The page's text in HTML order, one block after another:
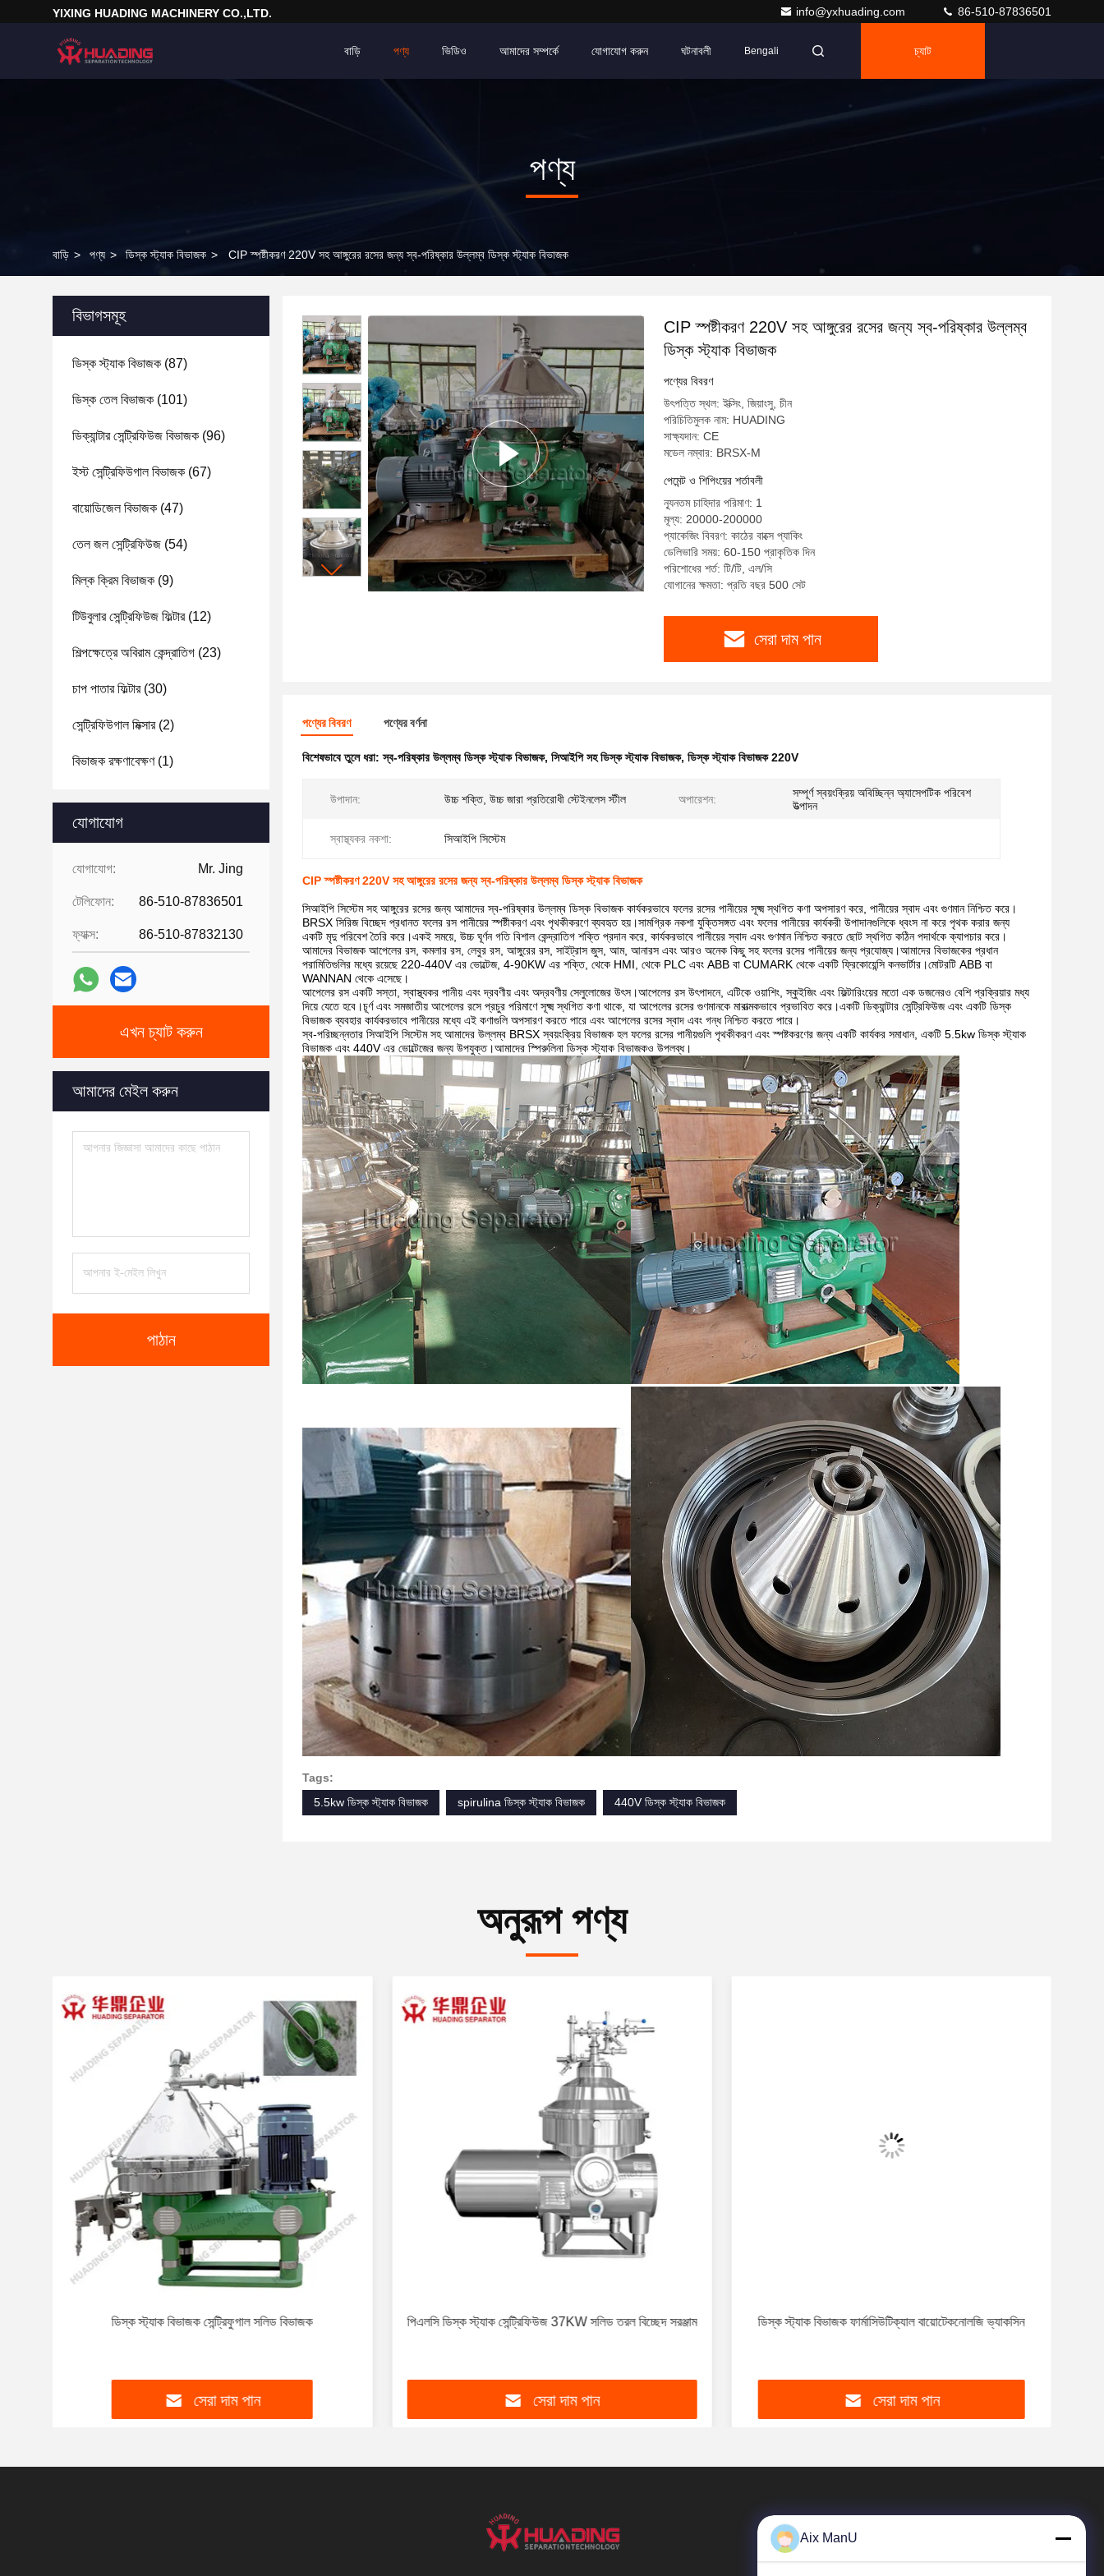
YIXING HUADING MACHINERY CO.,LTD. info@yxhuading.com 86-510-87836501
বাড়ি পণ্য ভিডিও আমাদের সম্পর্কে যোগাযোগ করুন ঘটনাবলী Bengali চ্যাট
পণ্য
বাড়ি > পণ্য > ডিস্ক স্ট্যাক বিভাজক > CIP স্পষ্টীকরণ 220V সহ আঙ্গুরের রসের জন্য স্ব-পরিষ্কার উল্লম্ব ডিস্ক স্ট্যাক বিভাজক
বিভাগসমূহ
ডিস্ক স্ট্যাক বিভাজক (87)
ডিস্ক তেল বিভাজক (101)
ডিক্যান্টার সেন্ট্রিফিউজ বিভাজক (96)
ইস্ট সেন্ট্রিফিউগাল বিভাজক (67)
বায়োডিজেল বিভাজক (47)
তেল জল সেন্ট্রিফিউজ (54)
মিল্ক ক্রিম বিভাজক (9)
টিউবুলার সেন্ট্রিফিউজ ফিল্টার(12)
শিল্পক্ষেত্রে অবিরাম কেন্দ্রাতিগ (23)
চাপ পাতার ফিল্টার(30)
সেন্ট্রিফিউগাল মিক্সার(2)
বিভাজক রক্ষণাবেক্ষণ(1)
যোগাযোগ
যোগাযোগ: Mr. Jing
টেলিফোন: 86-510-87836501
ফ্যাক্স: 86-510-87832130
এখন চ্যাট করুন
আমাদের মেইল ​​করুন
পাঠান
CIP স্পষ্টীকরণ 220V সহ আঙ্গুরের রসের জন্য স্ব-পরিষ্কার উল্লম্ব
ডিস্ক স্ট্যাক বিভাজক
পণ্যের বিবরণ
উৎপত্তি স্থল: ইক্সিং, জিয়াংসু, চীন
পরিচিতিমুলক নাম: HUADING
সাক্ষ্যদান: CE
মডেল নম্বার: BRSX-M
পেমেন্ট ও শিপিংয়ের শর্তাবলী
ন্যূনতম চাহিদার পরিমাণ: 1
মূল্য: 20000-200000
প্যাকেজিং বিবরণ: কাঠের বাক্সে প্যাকিং
ডেলিভারি সময়: 60-150 প্রাকৃতিক দিন
পরিশোধের শর্ত: টি/টি, এল/সি
যোগানের ক্ষমতা: প্রতি বছর 500 সেট
সেরা দাম পান
পণ্যের বিবরণ পণ্যের বর্ণনা
বিশেষভাবে তুলে ধরা:স্ব-পরিষ্কার উল্লম্ব ডিস্ক স্ট্যাক বিভাজক, সিআইপি সহ ডিস্ক স্ট্যাক বিভাজক, ডিস্ক স্ট্যাক বিভাজক 220V
উপাদান: উচ্চ শক্তি, উচ্চ জারা প্রতিরোধী স্টেইনলেস স্টীল অপারেশন:
সম্পূর্ণ স্বয়ংক্রিয় অবিচ্ছিন্ন অ্যাসেপটিক পরিবেশ
উত্পাদন
স্বাস্থ্যকর নকশা: সিআইপি সিস্টেম
CIP স্পষ্টীকরণ 220V সহ আঙ্গুরের রসের জন্য স্ব-পরিষ্কার উল্লম্ব ডিস্ক স্ট্যাক বিভাজক
সিআইপি সিস্টেম সহ আঙ্গুরের রসের জন্য আমাদের স্ব-পরিষ্কার উল্লম্ব ডিস্ক বিভাজক কার্যকরভাবে ফলের রসের পানীয়ের সূক্ষ্ম স্থগিত কণা অপসারণ করে, পানীয়ের স্বাদ এবং গুণমান নিশ্চিত করে।
BRSX সিরিজ বিচ্ছেদ প্রধানত ফলের রস পানীয়ের স্পষ্টীকরণ এবং পৃথকীকরণে ব্যবহৃত হয়।সামগ্রিক নকশা যুক্তিসঙ্গত এবং ফলের পানীয়ের কার্যকরী উপাদানগুলিকে ধ্বংস না করে পৃথক করার জন্য
একটি মৃদু পরিবেশ তৈরি করে।একই সময়ে, উচ্চ ঘূর্ণন গতি বিশাল কেন্দ্রাতিগ শক্তি প্রদান করে, কার্যকরভাবে পানীয়ের স্বাদ এবং গুণমান নিশ্চিত করতে ছোট স্থগিত কঠিন পদার্থকে ক্যাপচার করে।
আমাদের বিভাজক আপেলের রস, কমলার রস, লেবুর রস, আঙ্গুরের রস, সাইট্রাস জুস, আম, আনারস এবং আরও অনেক কিছু সহ ফলের রসের পানীয়ের জন্য প্রযোজ্য।আমাদের বিভাজকের প্রধান
পরামিতিগুলির মধ্যে রয়েছে 220-440V এর ভোল্টেজ, 4-90KW এর শক্তি, থেকে HMI, থেকে PLC এবং ABB বা CUMARK থেকে একটি ফ্রিকোয়েন্সি কনভার্টার।মোটরটি ABB বা
WANNAN থেকে এসেছে।
আপেলের রস একটি সস্তা, স্বাস্থ্যকর পানীয় এবং দ্রবণীয় এবং অদ্রবণীয় সেলুলোজের উৎস।আপেলের রস উৎপাদনে, এটিকে ওয়াশিং, স্কুইজিং এবং ফিল্টারিংয়ের মতো এক ডজনেরও বেশি প্রক্রিয়ার মধ্য
দিয়ে যেতে হবে।চূর্ণ এবং সমজাতীয় আপেলের রসে প্রচুর পরিমাণে সূক্ষ্ম স্থগিত কণা থাকে, যা আপেলের রসের গুণমানকে মারাত্মকভাবে প্রভাবিত করে।একটি ডিক্যান্টার সেন্ট্রিফিউজ এবং একটি ডিস্ক
বিভাজক ব্যবহার কার্যকরভাবে পানীয়ের মধ্যে এই কণাগুলি অপসারণ করতে পারে এবং আপেলের রসের স্বাদ এবং গন্ধ নিশ্চিত করতে পারে।
স্ব-পরিচ্ছন্নতার সিআইপি সিস্টেম সহ আমাদের উল্লম্ব BRSX স্বয়ংক্রিয় বিভাজক হল ফলের রসের পানীয়গুলি পৃথকীকরণ এবং স্পষ্টকরণের জন্য একটি কার্যকর সমাধান, একটি 5.5kw ডিস্ক স্ট্যাক
বিভাজক এবং 440V এর ভোল্টেজের জন্য উপযুক্ত।আমাদের স্পিরুলিনা ডিস্ক স্ট্যাক বিভাজকও উপলব্ধ।
Tags:
5.5kw ডিস্ক স্ট্যাক বিভাজক
spirulina ডিস্ক স্ট্যাক বিভাজক 440V ডিস্ক স্ট্যাক বিভাজক
অনুরূপ পণ্য
ডিস্ক স্ট্যাক বিভাজক সেন্ট্রিফুগাল সলিড বিভাজক
সেরা দাম পান
পিএলসি ডিস্ক স্ট্যাক সেন্ট্রিফিউজ 37KW সলিড তরল বিচ্ছেদ সরঞ্জাম
সেরা দাম পান
ডিস্ক স্ট্যাক বিভাজক ফার্মাসিউটিক্যাল বায়োটেকনোলজি ভ্যাকসিন
সেরা দাম পান
Aix ManU